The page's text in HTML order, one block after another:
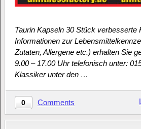
Taurin Kapseln 30 Stück verbesserte
Informationen zur
Zutaten, Allergene etc.) erhalten Sie
9.00 – 17.00 Uhr telefonisch unter:
Klassiker unter den …
0 Comments